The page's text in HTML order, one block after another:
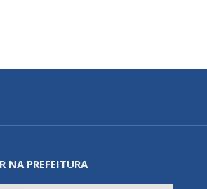
NA PREFEITURA